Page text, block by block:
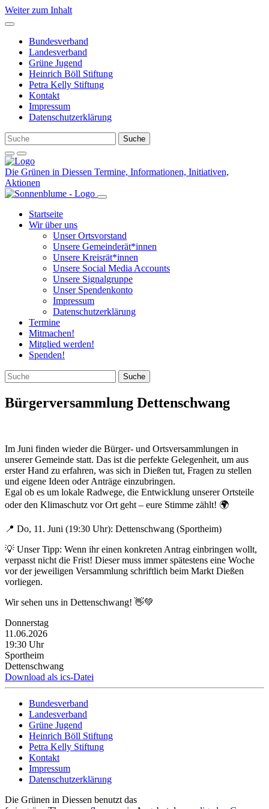
Weiter zum Inhalt
Bundesverband
Landesverband
Grüne Jugend
Heinrich Böll Stiftung
Petra Kelly Stiftung
Kontakt
Impressum
Datenschutzerklärung
Die Grünen in Diessen Termine, Informationen, Initiativen,
Aktionen
Startseite
Wir über uns
Unser Ortsvorstand
Unsere Gemeinderät*innen
Unsere Kreisrät*innen
Unsere Social Media Accounts
Unsere Signalgruppe
Unser Spendenkonto
Impressum
Datenschutzerklärung
Termine
Mitmachen!
Mitglied werden!
Spenden!
Bürgerversammlung Dettenschwang
Im Juni finden wieder die Bürger- und Ortsversammlungen in
unserer Gemeinde statt. Das ist die perfekte Gelegenheit, um aus
erster Hand zu erfahren, was sich in Dießen tut, Fragen zu stellen
und eigene Ideen oder Anträge einzubringen.
Egal ob es um lokale Radwege, die Entwicklung unserer Ortsteile
oder den Klimaschutz vor Ort geht – eure Stimme zählt! 🌍
📍 Do, 11. Juni (19:30 Uhr): Dettenschwang (Sportheim)
💡 Unser Tipp: Wenn ihr einen konkreten Antrag einbringen wollt,
verpasst nicht die Frist! Dieser muss immer spätestens eine Woche
vor der jeweiligen Versammlung schriftlich beim Markt Dießen
vorliegen.
Wir sehen uns in Dettenschwang! 👋💚
Donnerstag
11.06.2026
19:30 Uhr
Sportheim
Dettenschwang
Download als ics-Datei
Bundesverband
Landesverband
Grüne Jugend
Heinrich Böll Stiftung
Petra Kelly Stiftung
Kontakt
Impressum
Datenschutzerklärung
Die Grünen in Diessen benutzt das